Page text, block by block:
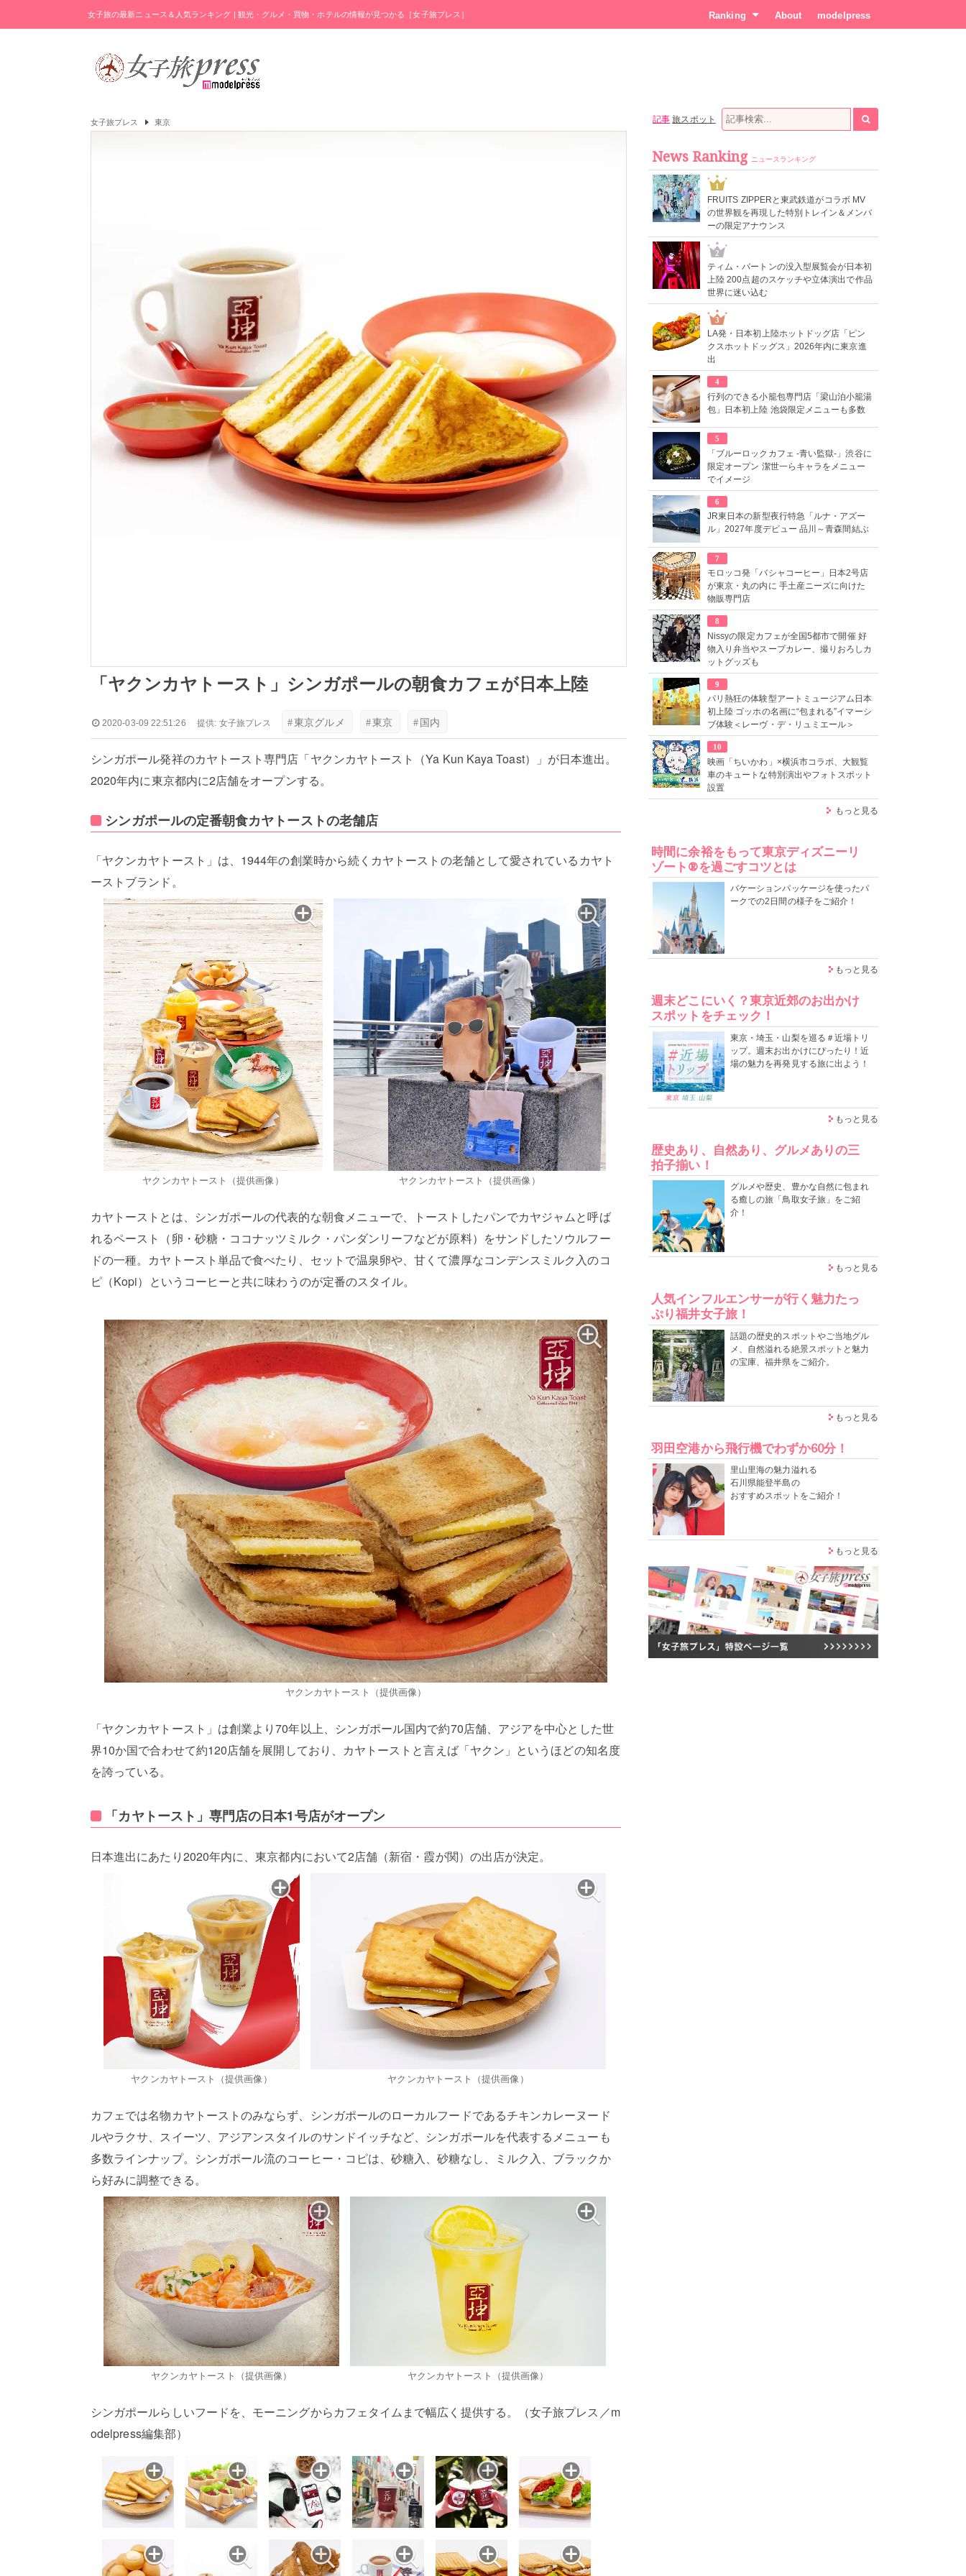
女子旅の最新ニュース＆人気ランキング | 観光・グルメ・買物・ホテルの情報が見つかる［女子旅プレス］ Ranking About modelpress
女子旅プレス 東京
「ヤクンカヤトースト」シンガポールの朝食カフェが日本上陸
2020-03-09 22:51:26 提供: 女子旅プレス #東京グルメ #東京 # 国内
シンガポール発祥のカヤトースト専門店「ヤクンカヤトースト（Ya Kun Kaya Toast）」が日本進出。
2020年内に東京都内に2店舗をオープンする。
シンガポールの定番朝食カヤトーストの老舗店
「ヤクンカヤトースト」は、1944年の創業時から続くカヤトーストの老舗として愛されているカヤト
ーストブランド。
ヤクンカヤトースト（提供画像） ヤクンカヤトースト（提供画像）
カヤトーストとは、シンガポールの代表的な朝食メニューで、トーストしたパンでカヤジャムと呼ば
れるペースト（卵・砂糖・ココナッツミルク・パンダンリーフなどが原料）をサンドしたソウルフー
ドの一種。カヤトースト単品で食べたり、セットで温泉卵や、甘くて濃厚なコンデンスミルク入のコ
ピ（Kopi）というコーヒーと共に味わうのが定番のスタイル。
ヤクンカヤトースト（提供画像）
「ヤクンカヤトースト」は創業より70年以上、シンガポール国内で約70店舗、アジアを中心とした世
界10か国で合わせて約120店舗を展開しており、カヤトーストと言えば「ヤクン」というほどの知名度
を誇っている。
「カヤトースト」専門店の日本1号店がオープン
日本進出にあたり2020年内に、東京都内において2店舗（新宿・霞が関）の出店が決定。
ヤクンカヤトースト（提供画像） ヤクンカヤトースト（提供画像）
カフェでは名物カヤトーストのみならず、シンガポールのローカルフードであるチキンカレーヌード
ルやラクサ、スイーツ、アジアンスタイルのサンドイッチなど、シンガポールを代表するメニューも
多数ラインナップ。シンガポール流のコーヒー・コピは、砂糖入、砂糖なし、ミルク入、ブラックか
ら好みに調整できる。
ヤクンカヤトースト（提供画像） ヤクンカヤトースト（提供画像）
シンガポールらしいフードを、モーニングからカフェタイムまで幅広く提供する。（女子旅プレス／m
odelpress編集部）
記事 旅スポット
News Ranking ニュースランキング
1
FRUITS ZIPPERと東武鉄道がコラボ MV
の世界観を再現した特別トレイン＆メンバ
ーの限定アナウンス
2
ティム・バートンの没入型展覧会が日本初
上陸 200点超のスケッチや立体演出で作品
世界に迷い込む
3
LA発・日本初上陸ホットドッグ店「ピン
クスホットドッグス」2026年内に東京進
出
4
行列のできる小籠包専門店「梁山泊小籠湯
包」日本初上陸 池袋限定メニューも多数
5
「ブルーロックカフェ -青い監獄-」渋谷に
限定オープン 潔世一らキャラをメニュー
でイメージ
6
JR東日本の新型夜行特急「ルナ・アズー
ル」2027年度デビュー 品川～青森間結ぶ
7
モロッコ発「バシャコーヒー」日本2号店
が東京・丸の内に 手土産ニーズに向けた
物販専門店
8
Nissyの限定カフェが全国5都市で開催 好
物入り弁当やスープカレー、撮りおろしカ
ットグッズも
9
パリ熱狂の体験型アートミュージアム日本
初上陸 ゴッホの名画に“包まれる”イマーシ
ブ体験＜レーヴ・デ・リュミエール＞
10
映画「ちいかわ」×横浜市コラボ、大観覧
車のキュートな特別演出やフォトスポット
設置
もっと見る
時間に余裕をもって東京ディズニーリ
ゾート®を過ごすコツとは
バケーションパッケージを使ったパ
ークでの2日間の様子をご紹介！
もっと見る
週末どこにいく？東京近郊のお出かけ
スポットをチェック！
東京・埼玉・山梨を巡る＃近場トリ
ップ。週末お出かけにぴったり！近
場の魅力を再発見する旅に出よう！
もっと見る
歴史あり、自然あり、グルメありの三
拍子揃い！
グルメや歴史、豊かな自然に包まれ
る癒しの旅「鳥取女子旅」をご紹
介！
もっと見る
人気インフルエンサーが行く魅力たっ
ぷり福井女子旅！
話題の歴史的スポットやご当地グル
メ、自然溢れる絶景スポットと魅力
の宝庫、福井県をご紹介。
もっと見る
羽田空港から飛行機でわずか60分！
里山里海の魅力溢れる
石川県能登半島の
おすすめスポットをご紹介！
もっと見る